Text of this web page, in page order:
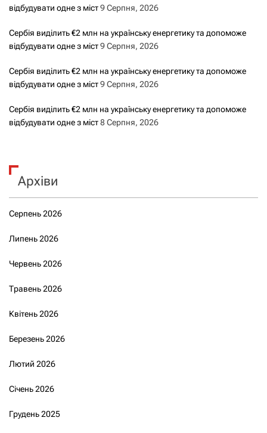
м
и
відбудувати одне з міст9 Серпня, 2026
Сербія виділить €2 млн на українську енергетику та допоможе
відбудувати одне з міст9 Серпня, 2026
Сербія виділить €2 млн на українську енергетику та допоможе
відбудувати одне з міст9 Серпня, 2026
Сербія виділить €2 млн на українську енергетику та допоможе
відбудувати одне з міст8 Серпня, 2026
Архіви
Серпень 2026
Липень 2026
Червень 2026
Травень 2026
Квітень 2026
Березень 2026
Лютий 2026
Січень 2026
Грудень 2025